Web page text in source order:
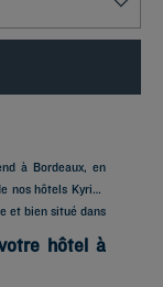
à Bordeaux, en
nos hôtels Kyriad
et bien situé dans
hôtel à